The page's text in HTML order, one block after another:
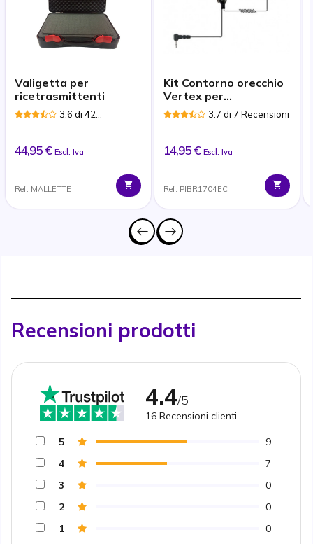
Valigetta per
ricetrasmittenti
3.6 di 42
44,95 € Escl. Iva
Ref: MALLETTE
Kit Contorno orecchio
Vertex per
ricetrasmittente pin
singolo 3.5mm
3.7 di 7 Recensioni
14,95 € Escl. Iva
Ref: PIBR1704EC
Recensioni prodotti
4.4/5
16 Recensioni clienti
5
9
4
7
3
0
2
0
1
0